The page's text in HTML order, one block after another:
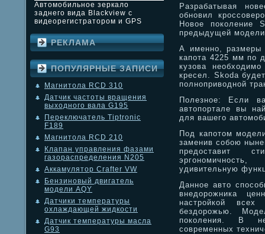
Автомобильное зеркало
заднего вида Blackview с
видеорегистратором и GPS
РЕКЛАМА
ПОПУЛЯРНЫЕ ЗАПИСИ
Магнитола RCD 310
Датчик частоты вращения
выходного вала G195
Переключатель Tiptronic
F189
Магнитола RCD 210
Клапан управления фазами
газораспределения N205
Аккамулятор Crafter VW
Бензиновый двигатель
модели AQY
Датчики температуры
охлаждающей жидкости
Датчик температуры масла
G93
Разрабатывая
обновил
Новое поколение
предыдущей
А именно,
капота 4225 мм по
кузова
кресел. Skoda
полноприводной
Полезное: Если
автопортале вы
для вашего
Под капотом
заменив собою
предоставит
удивительную
Данное авто
внедорожника
настройкой
бездорожью.
поколения. В
современных